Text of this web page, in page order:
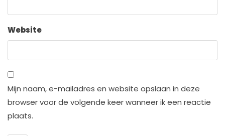
Website
Mijn naam, e-mailadres en website opslaan in deze
browser voor de volgende keer wanneer ik een reactie
plaats.